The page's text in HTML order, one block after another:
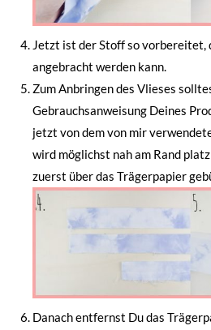
Jetzt ist der Stoff so vorbereitet,
angebracht werden kann.
Zum Anbringen des Vlieses
Gebrauchsanweisung Deines
jetzt von dem von mir
wird möglichst nah am Rand
zuerst über das Trägerpapier
Danach entfernst Du das